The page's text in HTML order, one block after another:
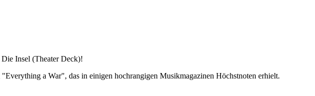
Insel (Theater Deck)!
a War", das in einigen hochrangigen Musikmagazinen Höchstnoten erhielt.